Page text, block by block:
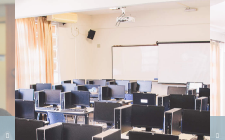
Carregando galeria...